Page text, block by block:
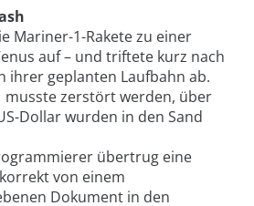
Mariner-1-Rakete zu einer
auf – und triftete kurz nach
ihrer geplanten Laufbahn ab.
musste zerstört werden, über
Dollar wurden in den Sand
übertrug eine
von einem
Dokument in den